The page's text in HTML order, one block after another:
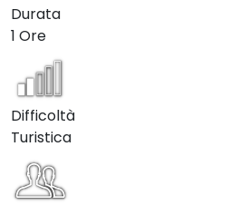
Durata
1 Ore
Difficoltà
Turistica